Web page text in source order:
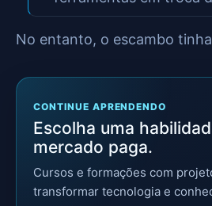
No entanto, o escambo
CONTINUE APRENDENDO
Escolha uma
mercado paga.
Cursos e formações com
transformar tecnologia e